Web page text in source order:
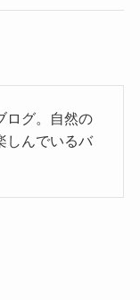
ログ。自然の
しんでいるバ